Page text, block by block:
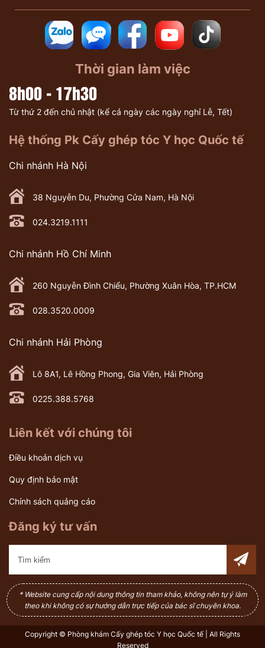
Thời gian làm việc
8h00 - 17h30
Từ thứ 2 đến chủ nhật (kể cả ngày các ngày nghỉ Lễ, Tết)
Hệ thống Pk Cấy ghép tóc Y học Quốc tế
Chi nhánh Hà Nội
38 Nguyễn Du, Phường Cửa Nam, Hà Nội
024.3219.1111
Chi nhánh Hồ Chí Minh
260 Nguyễn Đình Chiểu, Phường Xuân Hòa, TP.HCM
028.3520.0009
Chi nhánh Hải Phòng
Lô 8A1, Lê Hồng Phong, Gia Viên, Hải Phòng
0225.388.5768
Liên kết với chúng tôi
Điều khoản dịch vụ
Quy định bảo mật
Chính sách quảng cáo
Đăng ký tư vấn
* Website cung cấp nội dung thông tin tham khảo, không nên tự ý làm
theo khi không có sự hướng dẫn trực tiếp của bác sĩ chuyên khoa.
Copyright © Phòng khám Cấy ghép tóc Y học Quốc tế | All Rights
Reserved